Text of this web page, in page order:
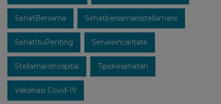
SehatBersama Sehatbersamarsstellamaris
SehatItuPenting Servireincaritate
Stellamarishospital TipsKesehatan
Vaksinasi Covid-19